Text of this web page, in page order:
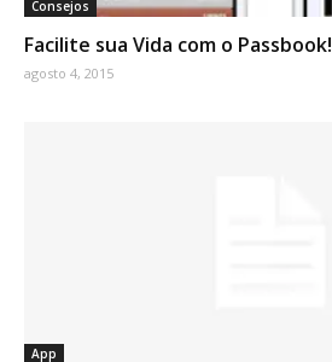
Consejos
Facilite sua Vida com o Passbook!
agosto 4, 2015
App